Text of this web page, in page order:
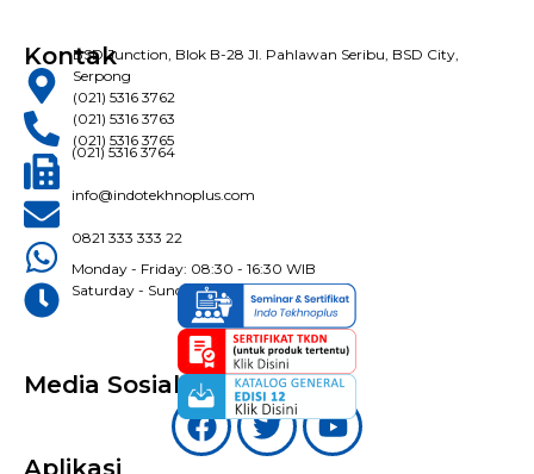
KontakBSD Junction, Blok B-28 Jl. Pahlawan Seribu, BSD City,
Serpong
(021) 5316 3762
(021) 5316 3763
(021) 5316 3765
(021) 5316 3764
info@indotekhnoplus.com
0821 333 333 22
Monday - Friday: 08:30 - 16:30 WIB
Saturday - Sunday: Closed
Media Sosial